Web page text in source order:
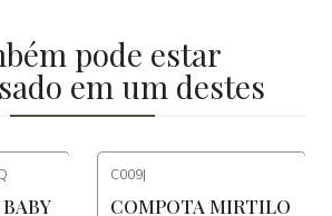
pode estar
em um destes
C009|
COMPOTA MIRTILO